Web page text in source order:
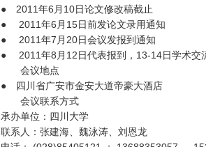
● 2011年6月10日论文修改稿截止
● 2011年6月15日前发论文录用通知
● 2011年7月20日会议发报到通知
● 2011年8月12日代表报到，13-14日学术交
会议地点
● 四川省广安市金安大道帝豪大酒店
会议联系方式
承办单位：四川大学
联系人：张建海、魏泳涛、刘恩龙